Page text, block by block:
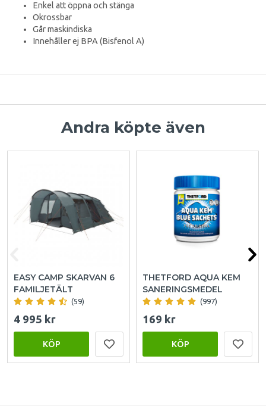
Enkel att öppna och stänga
Okrossbar
Går maskindiska
Innehåller ej BPA (Bisfenol A)
Andra köpte även
EASY CAMP SKARVAN 6
FAMILJETÄLT
(59)
4 995 kr
KÖP
THETFORD AQUA KEM
SANERINGSMEDEL
(997)
169 kr
KÖP